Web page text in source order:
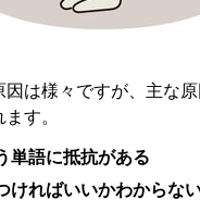
因は様々ですが、主な
す。
単語に抵抗がある
ければいいかわからな